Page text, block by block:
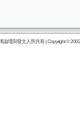
論壇與發文人所共有 | Copyright ©